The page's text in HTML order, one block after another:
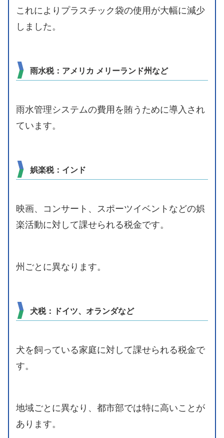
これによりプラスチック袋の使用が大幅に減少
しました。
雨水税：アメリカ メリーランド州など
雨水管理システムの費用を賄うために導入され
ています。
娯楽税：インド
映画、コンサート、スポーツイベントなどの娯
楽活動に対して課せられる税金です。
州ごとに異なります。
犬税：ドイツ、オランダなど
犬を飼っている家庭に対して課せられる税金で
す。
地域ごとに異なり、都市部では特に高いことが
あります。